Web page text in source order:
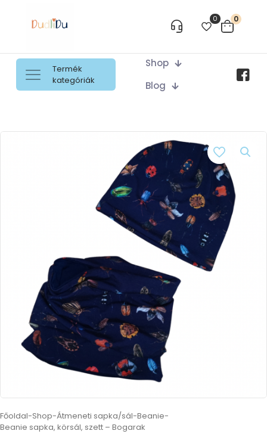
0 0
Termék
kategóriák
Shop
Blog
Főoldal-Shop-Átmeneti sapka/sál-Beanie-
Beanie sapka, körsál, szett – Bogarak